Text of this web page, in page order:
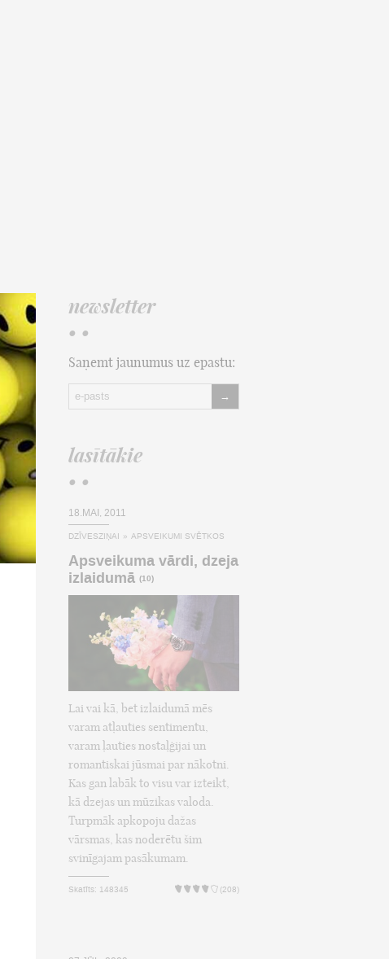
newsletter
• •
Saņemt jaunumus uz epastu:
→
lasītākie
• •
18.MAI, 2011
DZĪVESZIŅAI » APSVEIKUMI SVĒTKOS
Apsveikuma vārdi, dzeja
izlaidumā (10)
Lai vai kā, bet izlaidumā mēs
varam atļauties sentimentu,
varam ļauties nostaļģijai un
romantiskai jūsmai par nākotni.
Kas gan labāk to visu var izteikt,
kā dzejas un mūzikas valoda.
Turpmāk apkopoju dažas
vārsmas, kas noderētu šim
svinīgajam pasākumam.
Skatīts: 148345 (208)